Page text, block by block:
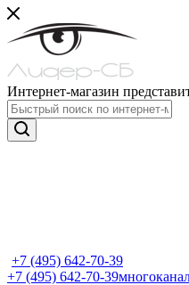
Интернет-магазин
+7 (495) 642-70-39
+7 (495) 642-70-39